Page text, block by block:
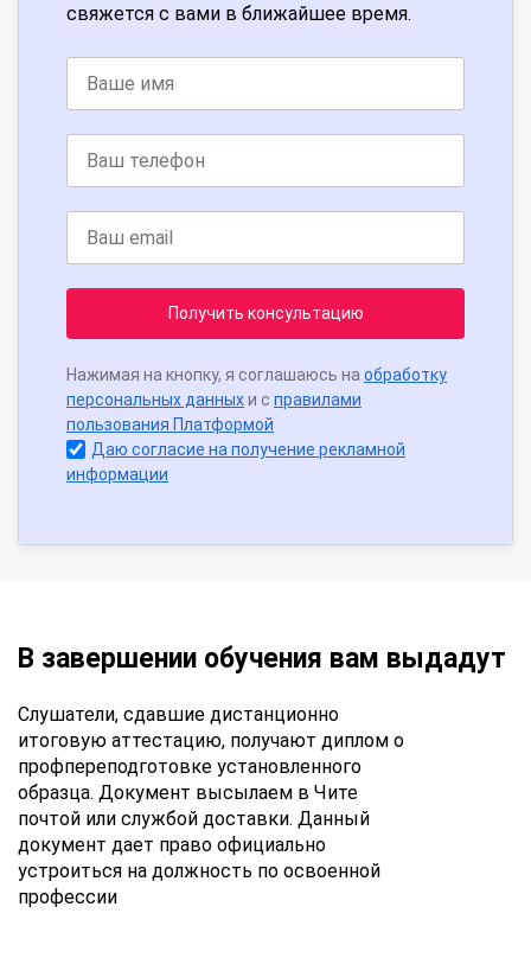
свяжется с вами в ближайшее время.
Получить консультацию
Нажимая на кнопку, я соглашаюсь на обработку
персональных данныхи с правилами
пользования Платформой
Даю согласие на получение рекламной
информации
В завершении обучения вам выдадут
Слушатели, сдавшие дистанционно
итоговую аттестацию, получают диплом о
профпереподготовке установленного
образца. Документ высылаем в Чите
почтой или службой доставки. Данный
документ дает право официально
устроиться на должность по освоенной
профессии